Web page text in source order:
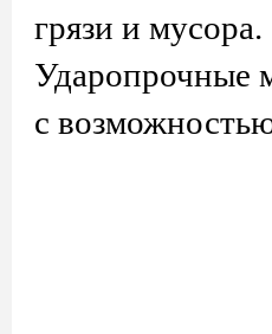
грязи и мусора.
Ударопрочные
с